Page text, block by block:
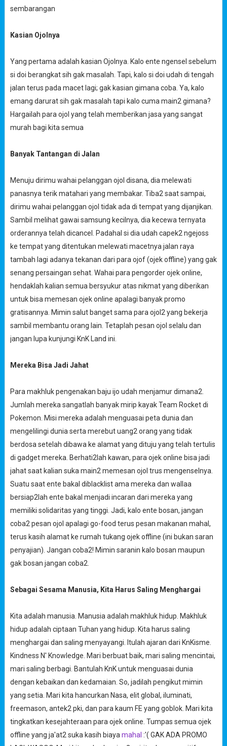
sembarangan
Kasian Ojolnya
Yang pertama adalah kasian Ojolnya. Kalo ente ngensel sebelum
si doi berangkat sih gak masalah. Tapi, kalo si doi udah di tengah
jalan terus pada macet lagi; gak kasian gimana coba. Ya, kalo
emang darurat sih gak masalah tapi kalo cuma main2 gimana?
Hargailah para ojol yang telah memberikan jasa yang sangat
murah bagi kita semua
Banyak Tantangan di Jalan
Menuju dirimu wahai pelanggan ojol disana, dia melewati
panasnya terik matahari yang membakar. Tiba2 saat sampai,
dirimu wahai pelanggan ojol tidak ada di tempat yang dijanjikan.
Sambil melihat gawai samsung kecilnya, dia kecewa ternyata
orderannya telah dicancel. Padahal si dia udah capek2 ngejoss
ke tempat yang ditentukan melewati macetnya jalan raya
tambah lagi adanya tekanan dari para ojof (ojek offline) yang gak
senang persaingan sehat. Wahai para pengorder ojek online,
hendaklah kalian semua bersyukur atas nikmat yang diberikan
untuk bisa memesan ojek online apalagi banyak promo
gratisannya. Mimin salut banget sama para ojol2 yang bekerja
sambil membantu orang lain. Tetaplah pesan ojol selalu dan
jangan lupa kunjungi KnK Land ini.
Mereka Bisa Jadi Jahat
Para makhluk pengenakan baju ijo udah menjamur dimana2.
Jumlah mereka sangatlah banyak mirip kayak Team Rocket di
Pokemon. Misi mereka adalah menguasai peta dunia dan
mengelilingi dunia serta merebut uang2 orang yang tidak
berdosa setelah dibawa ke alamat yang dituju yang telah tertulis
di gadget mereka. Berhati2lah kawan, para ojek online bisa jadi
jahat saat kalian suka main2 memesan ojol trus mengenselnya.
Suatu saat ente bakal diblacklist ama mereka dan wallaa
bersiap2lah ente bakal menjadi incaran dari mereka yang
memiliki solidaritas yang tinggi. Jadi, kalo ente bosan, jangan
coba2 pesan ojol apalagi go-food terus pesan makanan mahal,
terus kasih alamat ke rumah tukang ojek offline (ini bukan saran
penyajian). Jangan coba2! Mimin saranin kalo bosan maupun
gak bosan jangan coba2.
Sebagai Sesama Manusia, Kita Harus Saling Menghargai
Kita adalah manusia. Manusia adalah makhluk hidup. Makhluk
hidup adalah ciptaan Tuhan yang hidup. Kita harus saling
menghargai dan saling menyayangi. Itulah ajaran dari KnKisme.
Kindness N' Knowledge. Mari berbuat baik, mari saling mencintai,
mari saling berbagi. Bantulah KnK untuk menguasai dunia
dengan kebaikan dan kedamaian. So, jadilah pengikut mimin
yang setia. Mari kita hancurkan Nasa, elit global, iluminati,
freemason, antek2 pki, dan para kaum FE yang goblok. Mari kita
tingkatkan kesejahteraan para ojek online. Tumpas semua ojek
offline yang ja'at2 suka kasih biaya mahal :'( GAK ADA PROMO